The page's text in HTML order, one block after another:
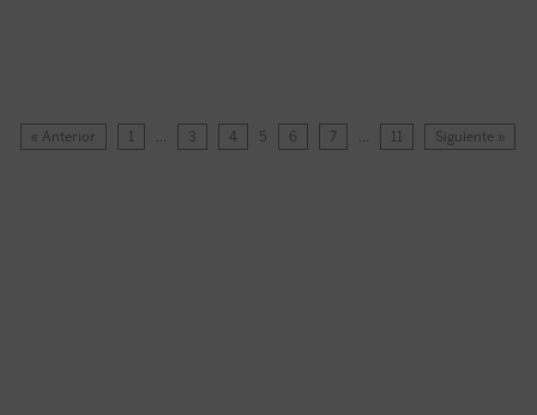
« Anterior 1 … 3 4 5 6 7 … 11 Siguiente »